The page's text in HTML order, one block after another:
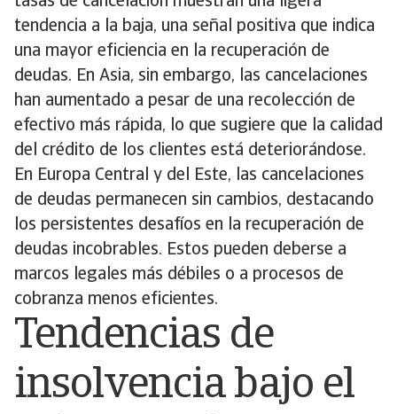
tendencia a la baja, una señal positiva que indica
una mayor eficiencia en la recuperación de
deudas. En Asia, sin embargo, las cancelaciones
han aumentado a pesar de una recolección de
efectivo más rápida, lo que sugiere que la calidad
del crédito de los clientes está deteriorándose.
En Europa Central y del Este, las cancelaciones
de deudas permanecen sin cambios, destacando
los persistentes desafíos en la recuperación de
deudas incobrables. Estos pueden deberse a
marcos legales más débiles o a procesos de
cobranza menos eficientes.
Tendencias de
insolvencia bajo el